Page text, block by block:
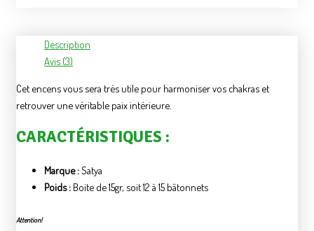
Description
Avis (3)
Cet encens vous sera très utile pour harmoniser vos chakras et
retrouver une véritable paix intérieure.
CARACTÉRISTIQUES :
Marque :Satya
Poids : Boite de 15gr, soit 12 à 15 bâtonnets
Attention!